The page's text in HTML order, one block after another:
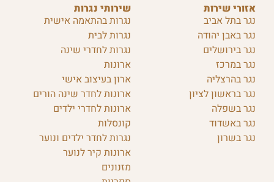
שירותי נגרות
נגרות בהתאמה אישית
נגרות לבית
נגרות לחדרי שינה
ארונות
ארון בעיצוב אישי
ארונות לחדר שינה הורים
ארונות לחדרי ילדים
קונסלות
נגרות לחדר ילדים ונוער
ארונות קיר לנוער
מזנונים
אזורי שירות
נגר בתל אביב
נגר באבן יהודה
נגר בירושלים
נגר במרכז
נגר בהרצליה
נגר בראשון לציון
נגר בשפלה
נגר באשדוד
נגר בשרון